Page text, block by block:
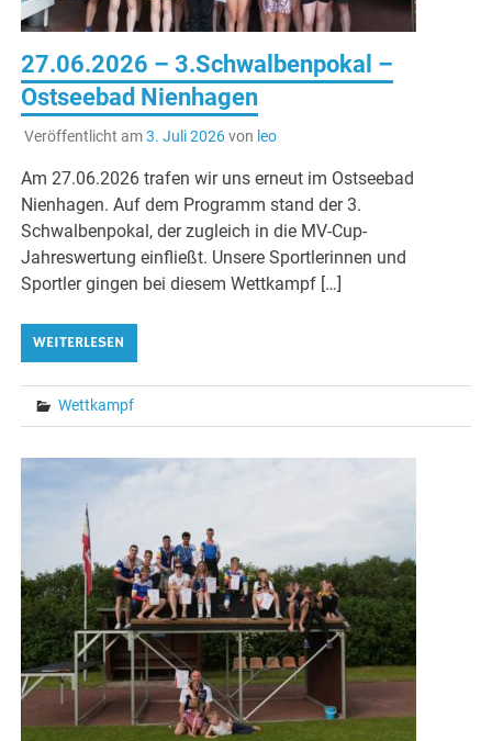
27.06.2026 – 3.Schwalbenpokal –
Ostseebad Nienhagen
Veröffentlicht am3. Juli 2026von leo
Am 27.06.2026 trafen wir uns erneut im Ostseebad
Nienhagen. Auf dem Programm stand der 3.
Schwalbenpokal, der zugleich in die MV-Cup-
Jahreswertung einfließt. Unsere Sportlerinnen und
Sportler gingen bei diesem Wettkampf […]
WEITERLESEN
Wettkampf